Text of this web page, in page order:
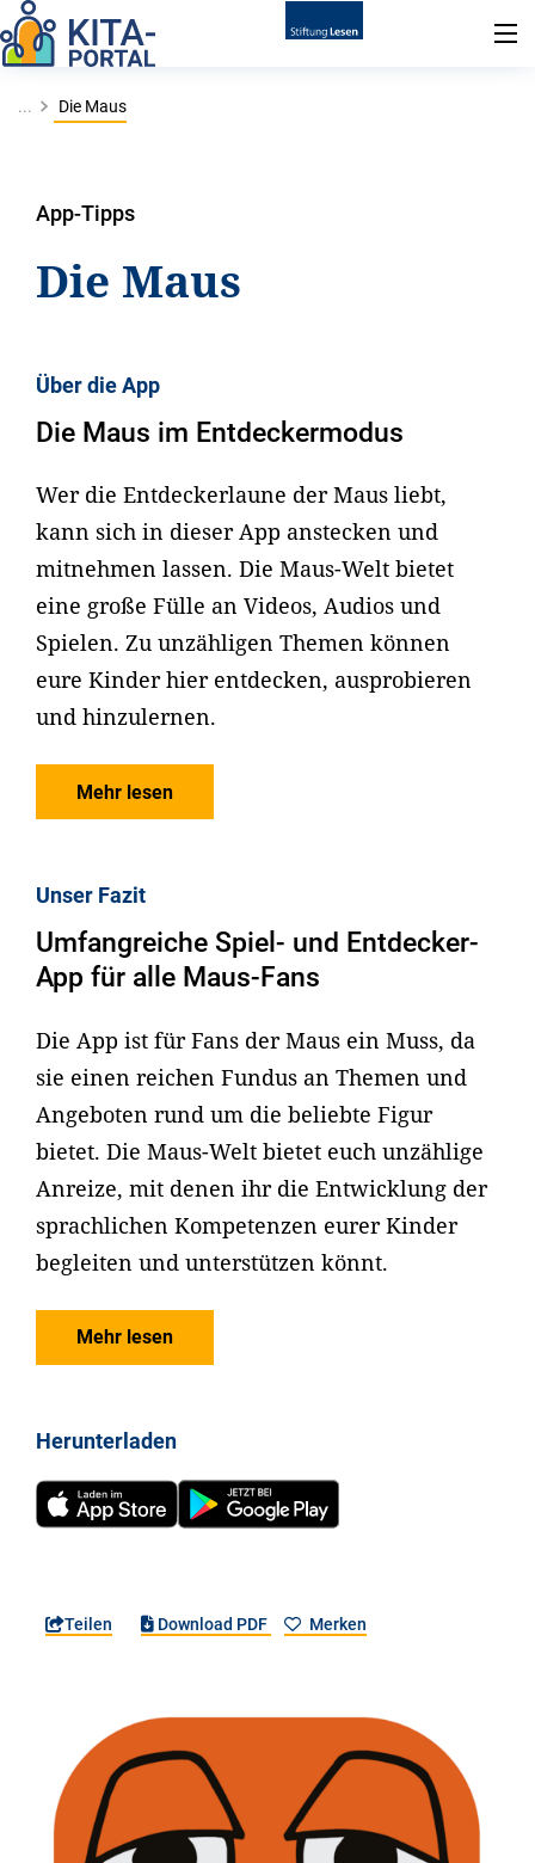
... Die Maus
App-Tipps
Die Maus
Über die App
Die Maus im Entdeckermodus
Wer die Entdeckerlaune der Maus liebt,
kann sich in dieser App anstecken und
mitnehmen lassen. Die Maus-Welt bietet
eine große Fülle an Videos, Audios und
Spielen. Zu unzähligen Themen können
eure Kinder hier entdecken, ausprobieren
und hinzulernen.
Mehr lesen
Unser Fazit
Umfangreiche Spiel- und Entdecker-
App für alle Maus-Fans
Die App ist für Fans der Maus ein Muss, da
sie einen reichen Fundus an Themen und
Angeboten rund um die beliebte Figur
bietet. Die Maus-Welt bietet euch unzählige
Anreize, mit denen ihr die Entwicklung der
sprachlichen Kompetenzen eurer Kinder
begleiten und unterstützen könnt.
Mehr lesen
Herunterladen
Teilen Download PDF Merken